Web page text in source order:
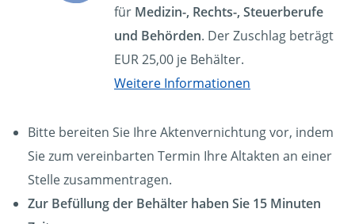
für Medizin-, Rechts-, Steuerberufe
und Behörden. Der Zuschlag beträgt
EUR 25,00 je Behälter.
Weitere Informationen
Bitte bereiten Sie Ihre Aktenvernichtung vor, indem
Sie zum vereinbarten Termin Ihre Altakten an einer
Stelle zusammentragen.
Zur Befüllung der Behälter haben Sie 15 Minuten